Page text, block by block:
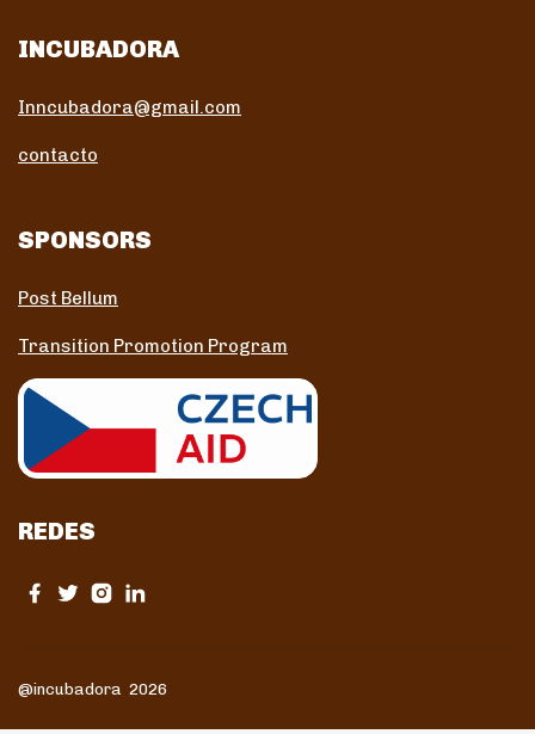
INCUBADORA
Inncubadora@gmail.com
contacto
SPONSORS
Post Bellum
Transition Promotion Program
REDES
@incubadora 2026